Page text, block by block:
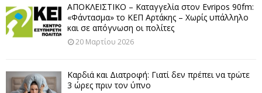
ΑΠΟΚΛΕΙΣΤΙΚΟ – Καταγγελία στον Evripos 90fm:
«Φάντασμα» το ΚΕΠ Αρτάκης – Χωρίς υπάλληλο
και σε απόγνωση οι πολίτες
20 Μαρτίου 2026
Καρδιά και Διατροφή: Γιατί δεν πρέπει να τρώτε
3 ώρες πριν τον ύπνο